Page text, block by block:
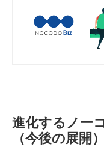
進化するノー
（今後の展開）